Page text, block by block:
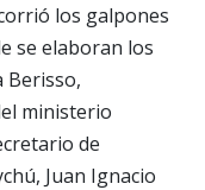
los galpones
se elaboran los
Berisso,
ministerio
de
Juan Ignacio